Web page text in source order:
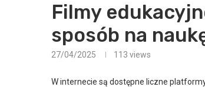
Filmy
sposób na
27/04/2025 113 views
W internecie są dostępne liczne